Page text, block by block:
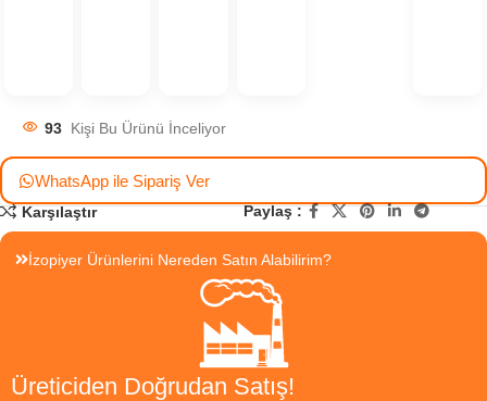
93 Kişi Bu Ürünü İnceliyor
WhatsApp ile Sipariş Ver
Karşılaştır Paylaş :
İzopiyer Ürünlerini Nereden Satın Alabilirim?
Üreticiden Doğrudan Satış!